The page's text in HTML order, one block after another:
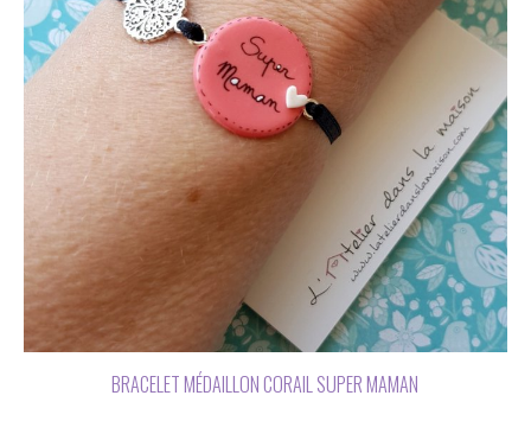
BRACELET MÉDAILLON CORAIL SUPER MAMAN